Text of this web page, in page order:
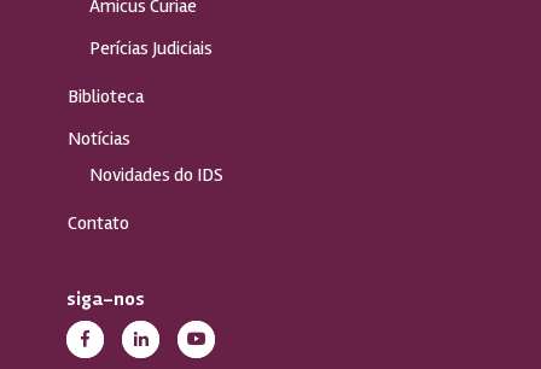
Amicus Curiae
Perícias Judiciais
Biblioteca
Notícias
Novidades do IDS
Contato
siga-nos